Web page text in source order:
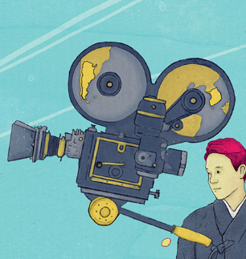
CINE COREANO EN ARGENTINA